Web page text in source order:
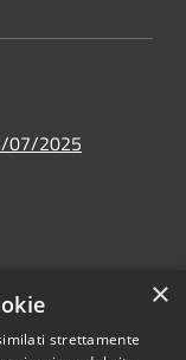
07/2025
×
strettamente